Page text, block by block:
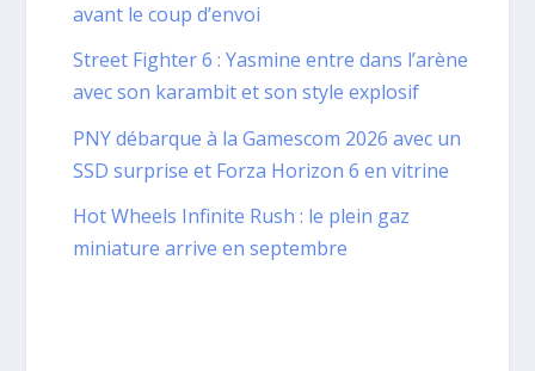
avant le coup d’envoi
Street Fighter 6 : Yasmine entre dans l’arène
avec son karambit et son style explosif
PNY débarque à la Gamescom 2026 avec un
SSD surprise et Forza Horizon 6 en vitrine
Hot Wheels Infinite Rush : le plein gaz
miniature arrive en septembre